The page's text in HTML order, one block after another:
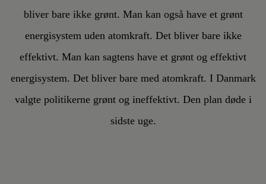
bliver bare ikke grønt. Man kan også have et grønt
energisystem uden atomkraft. Det bliver bare ikke
effektivt. Man kan sagtens have et grønt og effektivt
energisystem. Det bliver bare med atomkraft. I Danmark
valgte politikerne grønt og ineffektivt. Den plan døde i
sidste uge.